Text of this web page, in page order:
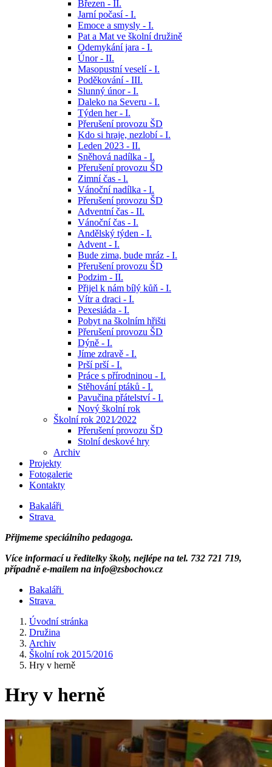
Březen - II.
Jarní počasí - I.
Emoce a smysly - I.
Pat a Mat ve školní družině
Odemykání jara - I.
Únor - II.
Masopustní veselí - I.
Poděkování - III.
Slunný únor - I.
Daleko na Severu - I.
Týden her - I.
Přerušení provozu ŠD
Kdo si hraje, nezlobí - I.
Leden 2023 - II.
Sněhová nadílka - I.
Přerušení provozu ŠD
Zimní čas - l.
Vánoční nadílka - I.
Přerušení provozu ŠD
Adventní čas - II.
Vánoční čas - I.
Andělský týden - I.
Advent - I.
Bude zima, bude mráz - I.
Přerušení provozu ŠD
Podzim - II.
Přijel k nám bílý kůň - I.
Vítr a draci - I.
Pexesiáda - I.
Pobyt na školním hřišti
Přerušení provozu ŠD
Dýně - I.
Jíme zdravě - I.
Prší prší - I.
Práce s přírodninou - I.
Stěhování ptáků - I.
Pavučina přátelství - I.
Nový školní rok
Školní rok 2021⁄2022
Přerušení provozu ŠD
Stolní deskové hry
Archiv
Projekty
Fotogalerie
Kontakty
Bakaláři
Strava
Přijmeme speciálního pedagoga.
Více informací u ředitelky školy, nejlépe na tel. 732 721 719,
případně e-mailem na info@zsbochov.cz
Bakaláři
Strava
Úvodní stránka
Družina
Archiv
Školní rok 2015/2016
Hry v herně
Hry v herně